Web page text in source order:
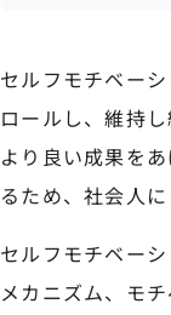
セルフモチベー
ロールし、維持
より良い成果を
るため、社会人
セルフモチベー
メカニズム、モ